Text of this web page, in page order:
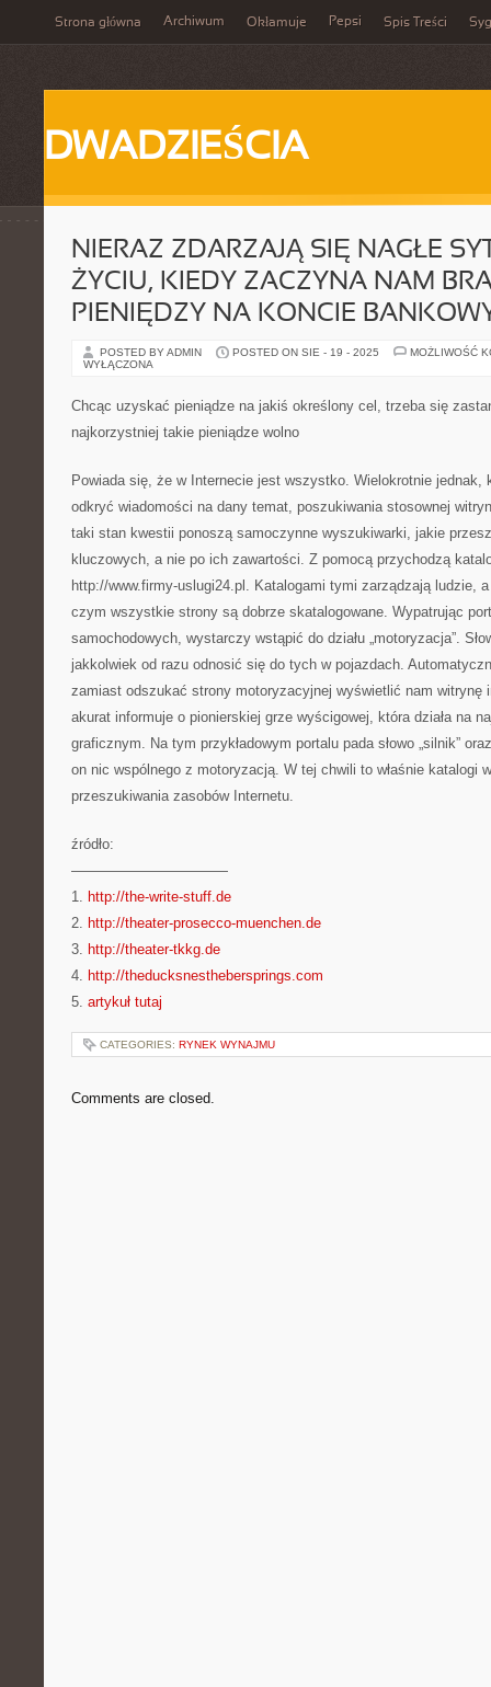
Strona główna Archiwum Okłamuje Pepsi Spis Treści
DWADZIEŚCIA
NIERAZ ZDARZAJĄ SIĘ NAGŁE
ŻYCIU, KIEDY ZACZYNA NAM
PIENIĘDZY NA KONCIE
POSTED BY ADMIN POSTED ON SIE - 19 - 2025
MOŻLIWOŚĆ
WYŁĄCZONA
Chcąc uzyskać pieniądze na jakiś określony cel, trzeba się
najkorzystniej takie pieniądze wolno
Powiada się, że w Internecie jest wszystko. Wielokrotnie jednak,
odkryć wiadomości na dany temat, poszukiwania stosownej
taki stan kwestii ponoszą samoczynne wyszukiwarki, jakie
kluczowych, a nie po ich zawartości. Z pomocą przychodzą
http://www.firmy-uslugi24.pl. Katalogami tymi zarządzają ludzie,
czym wszystkie strony są dobrze skatalogowane. Wypatrując
samochodowych, wystarczy wstąpić do działu „motoryzacja”.
jakkolwiek od razu odnosić się do tych w pojazdach.
zamiast odszukać strony motoryzacyjnej wyświetlić nam witrynę
akurat informuje o pionierskiej grze wyścigowej, która działa na
graficznym. Na tym przykładowym portalu pada słowo „silnik”
on nic wspólnego z motoryzacją. W tej chwili to właśnie katalogi
przeszukiwania zasobów Internetu.
źródło:
———————————
1. http://the-write-stuff.de
2. http://theater-prosecco-muenchen.de
3. http://theater-tkkg.de
4. http://theducksnesthebersprings.com
5. artykuł tutaj
CATEGORIES: RYNEK WYNAJMU
Comments are closed.